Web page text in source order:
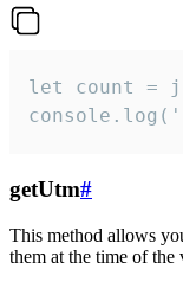
let count =
getUtm#
This method allows
them at the time of